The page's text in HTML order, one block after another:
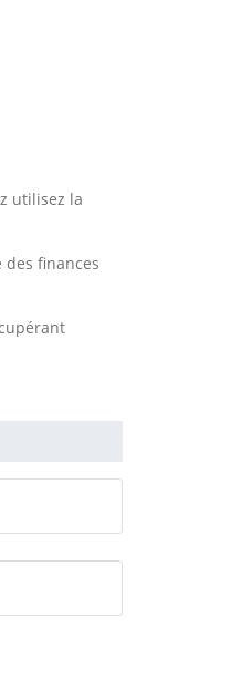
utilisez la
finances